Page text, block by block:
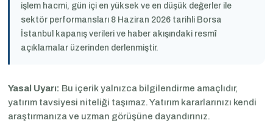
işlem hacmi, gün içi en yüksek ve en düşük değerler ile
sektör performansları 8 Haziran 2026 tarihli Borsa
İstanbul kapanış verileri ve haber akışındaki resmî
açıklamalar üzerinden derlenmiştir.
Yasal Uyarı: Bu içerik yalnızca bilgilendirme amaçlıdır,
yatırım tavsiyesi niteliği taşımaz. Yatırım kararlarınızı kendi
araştırmanıza ve uzman görüşüne dayandırınız.